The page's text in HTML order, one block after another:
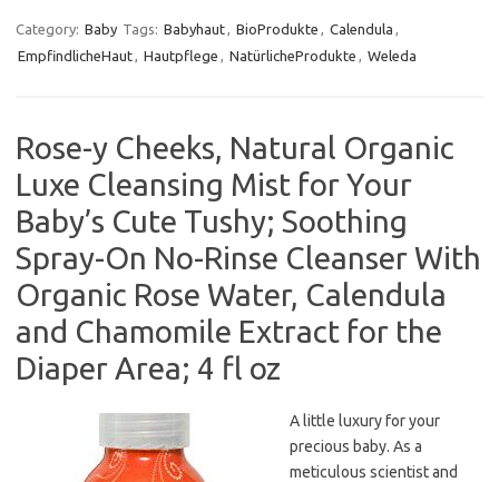
Category: Baby Tags: Babyhaut, BioProdukte , Calendula ,
EmpfindlicheHaut, Hautpflege , NatürlicheProdukte , Weleda
Rose-y Cheeks, Natural Organic
Luxe Cleansing Mist for Your
Baby’s Cute Tushy; Soothing
Spray-On No-Rinse Cleanser With
Organic Rose Water, Calendula
and Chamomile Extract for the
Diaper Area; 4 fl oz
A little luxury for your
precious baby. As a
meticulous scientist and